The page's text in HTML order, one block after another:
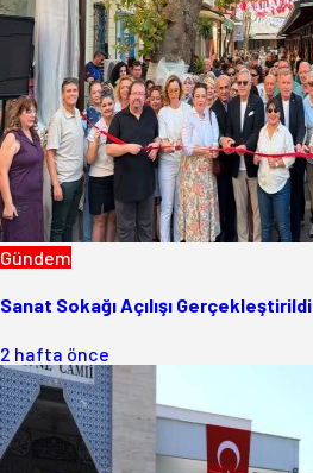
Gündem
Sanat Sokağı Açılışı Gerçekleştirildi
2 hafta önce